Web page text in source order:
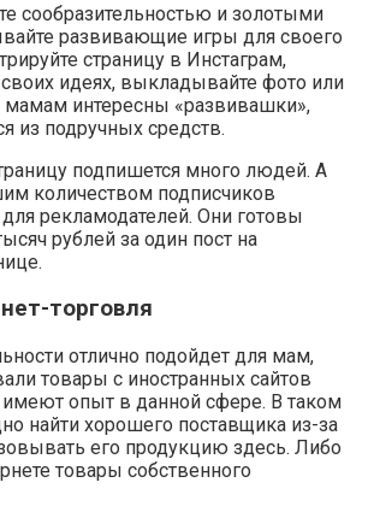
сообразительностью и золотыми
развивающие игры для своего
страницу в Инстаграм,
идеях, выкладывайте фото или
интересны «развивашки»,
из подручных средств.
подпишется много людей. А
количеством подписчиков
рекламодателей. Они готовы
рублей за один пост на
торговля
отлично подойдет для мам,
товары с иностранных сайтов
имеют опыт в данной сфере. В таком
найти хорошего поставщика из-за
его продукцию здесь. Либо
товары собственного